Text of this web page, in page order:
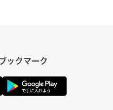
どAlexaしか使わないので
すよ。参考：
entry/2019/05/15/1805